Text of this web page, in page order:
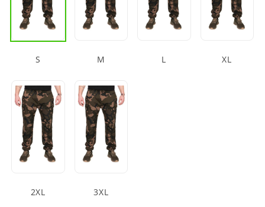
S M L XL
2XL 3XL